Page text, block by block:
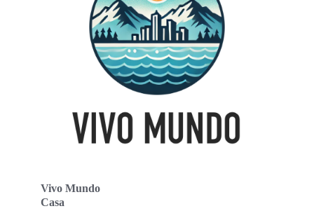
Vivo Mundo
Casa